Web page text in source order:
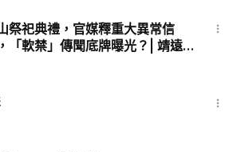
，購買兩年套餐享受65折
10%折扣！
UggLJA
tw.shenyun.com/
https://s3.us-west-1.amazonaws.com/ph
祭祀典禮，官媒釋重大異常信
「軟禁」傳聞底牌曝光？| 靖遠
#習近平 #王岐山 #北戴河